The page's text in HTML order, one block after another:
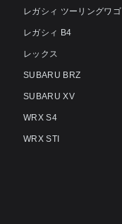
レガシィ ツーリングワ
レガシィ B4
レックス
SUBARU BRZ
SUBARU XV
WRX S4
WRX STI